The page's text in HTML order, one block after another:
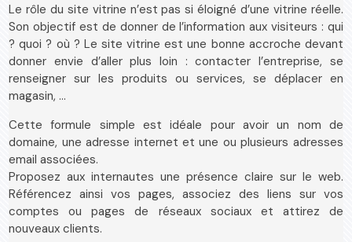
Le rôle du site vitrine n’est pas si éloigné d’une vitrine réelle.
Son objectif est de donner de l’information aux visiteurs : qui
? quoi ? où ? Le site vitrine est une bonne accroche devant
donner envie d’aller plus loin : contacter l’entreprise, se
renseigner sur les produits ou services, se déplacer en
magasin, …
Cette formule simple est idéale pour avoir un nom de
domaine, une adresse internet et une ou plusieurs adresses
email associées.
Proposez aux internautes une présence claire sur le web.
Référencez ainsi vos pages, associez des liens sur vos
comptes ou pages de réseaux sociaux et attirez de
nouveaux clients.